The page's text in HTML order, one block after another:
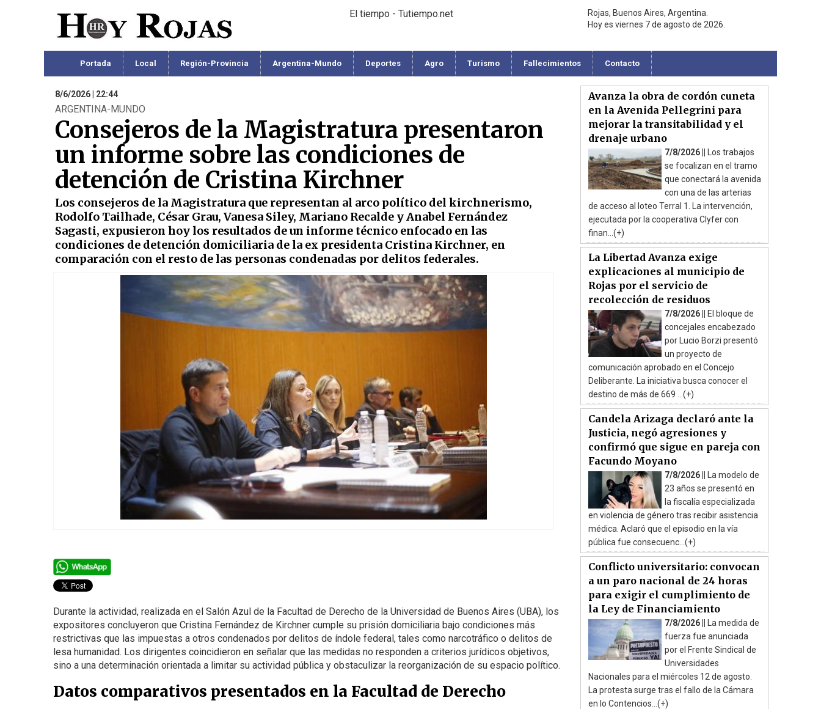
El tiempo - Tutiempo.net
Rojas, Buenos Aires, Argentina.
Hoy es viernes 7 de agosto de 2026.
Portada Local Región-Provincia Argentina-Mundo Deportes Agro Turismo Fallecimientos Contacto
8/6/2026 | 22:44
ARGENTINA-MUNDO
Consejeros de la Magistratura presentaron
un informe sobre las condiciones de
detención de Cristina Kirchner
Los consejeros de la Magistratura que representan al arco político del kirchnerismo,
Rodolfo Tailhade, César Grau, Vanesa Siley, Mariano Recalde y Anabel Fernández
Sagasti, expusieron hoy los resultados de un informe técnico enfocado en las
condiciones de detención domiciliaria de la ex presidenta Cristina Kirchner, en
comparación con el resto de las personas condenadas por delitos federales.
Durante la actividad, realizada en el Salón Azul de la Facultad de Derecho de la Universidad de Buenos Aires (UBA), los
expositores concluyeron que Cristina Fernández de Kirchner cumple su prisión domiciliaria bajo condiciones más
restrictivas que las impuestas a otros condenados por delitos de índole federal, tales como narcotráfico o delitos de
lesa humanidad. Los dirigentes coincidieron en señalar que las medidas no responden a criterios jurídicos objetivos,
sino a una determinación orientada a limitar su actividad pública y obstaculizar la reorganización de su espacio político.
Datos comparativos presentados en la Facultad de Derecho
Avanza la obra de cordón cuneta
en la Avenida Pellegrini para
mejorar la transitabilidad y el
drenaje urbano
7/8/2026 ||
Los trabajos
se focalizan en el tramo
que conectará la avenida
con una de las arterias
de acceso al loteo Terral 1. La intervención,
ejecutada por la cooperativa Clyfer con
finan...(+)
La Libertad Avanza exige
explicaciones al municipio de
Rojas por el servicio de
recolección de residuos
7/8/2026 ||
El bloque de
concejales encabezado
por Lucio Borzi presentó
un proyecto de
comunicación aprobado en el Concejo
Deliberante. La iniciativa busca conocer el
destino de más de 669 ...(+)
Candela Arizaga declaró ante la
Justicia, negó agresiones y
confirmó que sigue en pareja con
Facundo Moyano
7/8/2026 ||
La modelo de
23 años se presentó en
la fiscalía especializada
en violencia de género tras recibir asistencia
médica. Aclaró que el episodio en la vía
pública fue consecuenc...(+)
Conflicto universitario: convocan
a un paro nacional de 24 horas
para exigir el cumplimiento de
la Ley de Financiamiento
7/8/2026 ||
La medida de
fuerza fue anunciada
por el Frente Sindical de
Universidades
Nacionales para el miércoles 12 de agosto.
La protesta surge tras el fallo de la Cámara
en lo Contencios...(+)